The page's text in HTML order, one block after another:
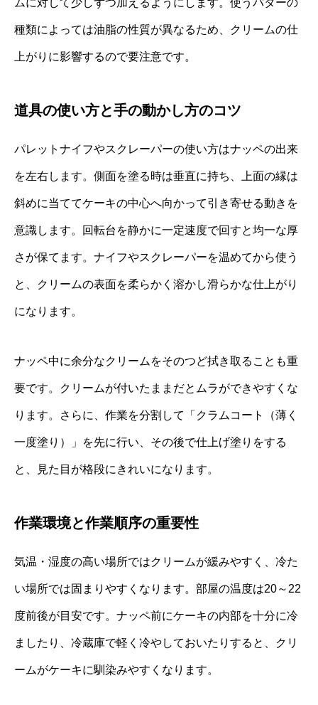
種類によっては油脂の性質が異なるため、クリームの仕
上がりに影響するので要注意です。
道具の使い方と手の動かし方のコツ
パレットナイフやスクレーパーの使い方はナッペの出来
を左右します。側面を塗る時は垂直に持ち、上面の縁は
斜めに当ててケーキの中心へ向かって引き寄せる動きを
意識します。回転台を静かに一定速度で回すと均一な厚
さが保てます。ナイフやスクレーパーを温めてから使う
と、クリームの表面を柔らかく溶かし滑らかな仕上がり
になります。
ナッペ中に余分なクリームをそのつど拭き取ることも重
要です。クリームが付いたままだとムラができやすくな
ります。さらに、作業を分割して「クラムコート（薄く
一度塗り）」を先に行い、その後で仕上げ塗りをする
と、見た目が格段にきれいになります。
作業環境と作業順序の重要性
気温・湿度の高い場所ではクリームが緩みやすく、冷た
い場所では固まりやすくなります。部屋の温度は20～22
度前後が目安です。ナッペ前にケーキの内部を十分に冷
ましたり、冷蔵庫で軽く冷やしておいたりすると、クリ
ームがケーキに馴染みやすくなります。